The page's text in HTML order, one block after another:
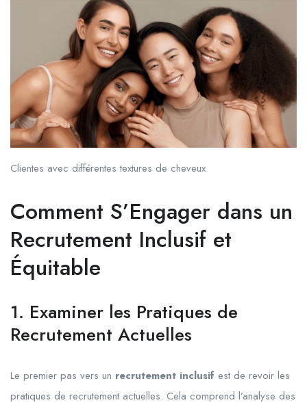
Clientes avec différentes textures de cheveux
Comment S’Engager dans un
Recrutement Inclusif et
Équitable
1. Examiner les Pratiques de
Recrutement Actuelles
Le premier pas vers un recrutement inclusif est de revoir les
pratiques de recrutement actuelles. Cela comprend l’analyse des